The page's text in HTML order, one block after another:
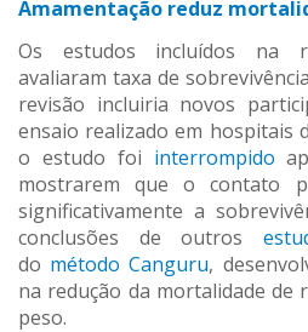
Amamentação reduz
Os estudos incluídos na
avaliaram taxa de
revisão incluiria novos
ensaio realizado em hospitais
o estudo foi interrompido
mostrarem que o contato
significativamente a
conclusões de outros
do método Canguru,
na redução da mortalidade de
peso.